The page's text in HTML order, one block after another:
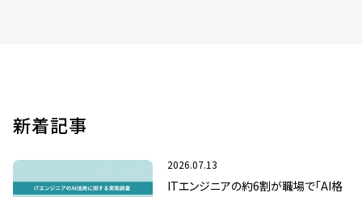
新着記事
2026.07.13
ITエンジニアの約6割が職場で「AI格